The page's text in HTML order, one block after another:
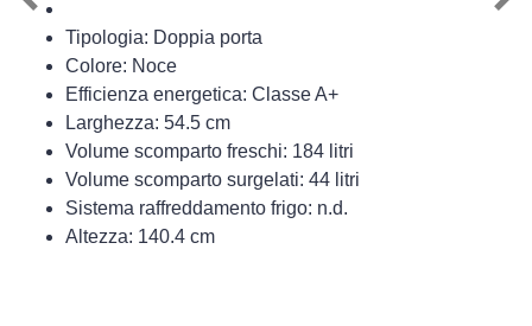
Tipologia: Doppia porta
Colore: Noce
Efficienza energetica: Classe A+
Larghezza: 54.5 cm
Volume scomparto freschi: 184 litri
Volume scomparto surgelati: 44 litri
Sistema raffreddamento frigo: n.d.
Altezza: 140.4 cm
Previous